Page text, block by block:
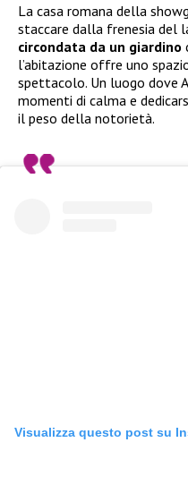
La casa romana della
staccare dalla frenesia del
circondata da un giardino
l’abitazione offre uno
spettacolo. Un luogo dove
momenti di calma e
il peso della notorietà.
Visualizza questo post su